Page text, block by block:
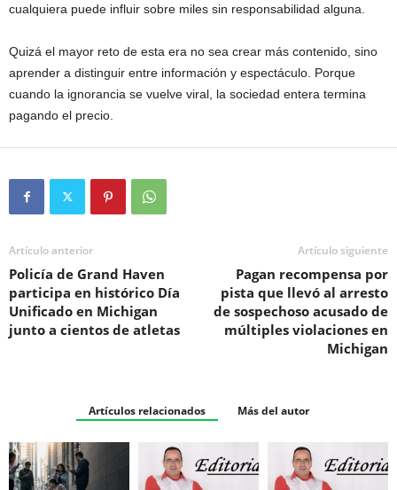
cualquiera puede influir sobre miles sin responsabilidad alguna.
Quizá el mayor reto de esta era no sea crear más contenido, sino
aprender a distinguir entre información y espectáculo. Porque
cuando la ignorancia se vuelve viral, la sociedad entera termina
pagando el precio.
Artículo anterior
Policía de Grand Haven
participa en histórico Día
Unificado en Michigan
junto a cientos de atletas
Artículo siguiente
Pagan recompensa por
pista que llevó al arresto
de sospechoso acusado de
múltiples violaciones en
Michigan
Artículos relacionados Más del autor